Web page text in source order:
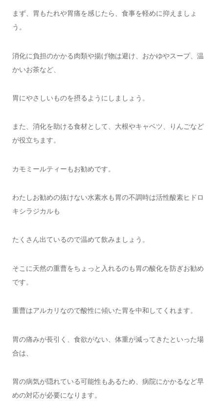
まず、胃もたれや胃痛を感じたら、食事を軽めに抑えましょ
う。
消化に負担のかかる肉類や揚げ物は避け、おかゆやスープ、温
かいお茶など、
胃にやさしいものを摂るようにしましょう。
また、消化を助ける食材として、大根やキャベツ、りんごなど
が役立ちます。
カモミールティーもお勧めです。
わたしお勧めの抜けない水素水も胃の不調時は活性酸素ヒドロ
キシラジカルも
たくさん出ているので温めて飲みましょう。
そこに天然の重曹をちょっと入れるのも胃の酸化を防ぎお勧め
です。
重曹はアルカリなので酸性に傾いた胃を中和してくれます。
胃の痛みが長引く、食欲がない、体重が減ってきたといった場
合は、
胃の病気が隠れている可能性もあるため、病院にかかるなど早
めの対応が必要になります。